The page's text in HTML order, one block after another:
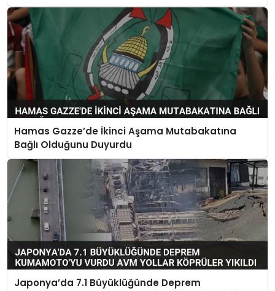
Hamas Gazze’de İkinci Aşama Mutabakatına
Bağlı Olduğunu Duyurdu
Japonya’da 7.1 Büyüklüğünde Deprem